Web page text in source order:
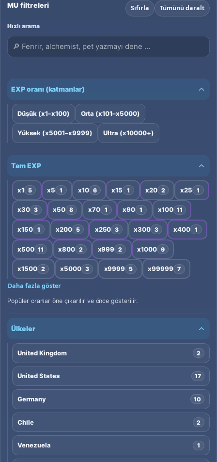
MU filtreleri Sıfırla Tümünü daralt
Hızlı arama
EXP oranı (katmanlar)
Düşük (x1–x100) Orta (x101–x5000)
Yüksek (x5001–x9999) Ultra (x10000+)
Tam EXP
x1 5 x5 1 x10 6 x15 1 x20 2 x25 1
x30 3 x50 8 x70 1 x90 1 x100 11
x150 1 x200 5 x250 3 x300 3 x400 1
x500 11 x800 2 x999 2 x1000 9
x1500 2 x5000 3 x9999 5 x99999 7
Daha fazla göster
Popüler oranlar öne çıkarılır ve önce gösterilir.
Ülkeler
United Kingdom 2
United States 17
Germany 10
Chile 2
Venezuela 1